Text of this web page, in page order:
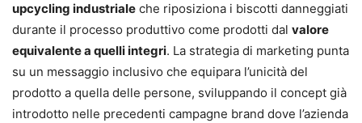
upcycling industriale che riposiziona i biscotti danneggiati
durante il processo produttivo come prodotti dal valore
equivalente a quelli integri. La strategia di marketing punta
su un messaggio inclusivo che equipara l’unicità del
prodotto a quella delle persone, sviluppando il concept già
introdotto nelle precedenti campagne brand dove l’azienda